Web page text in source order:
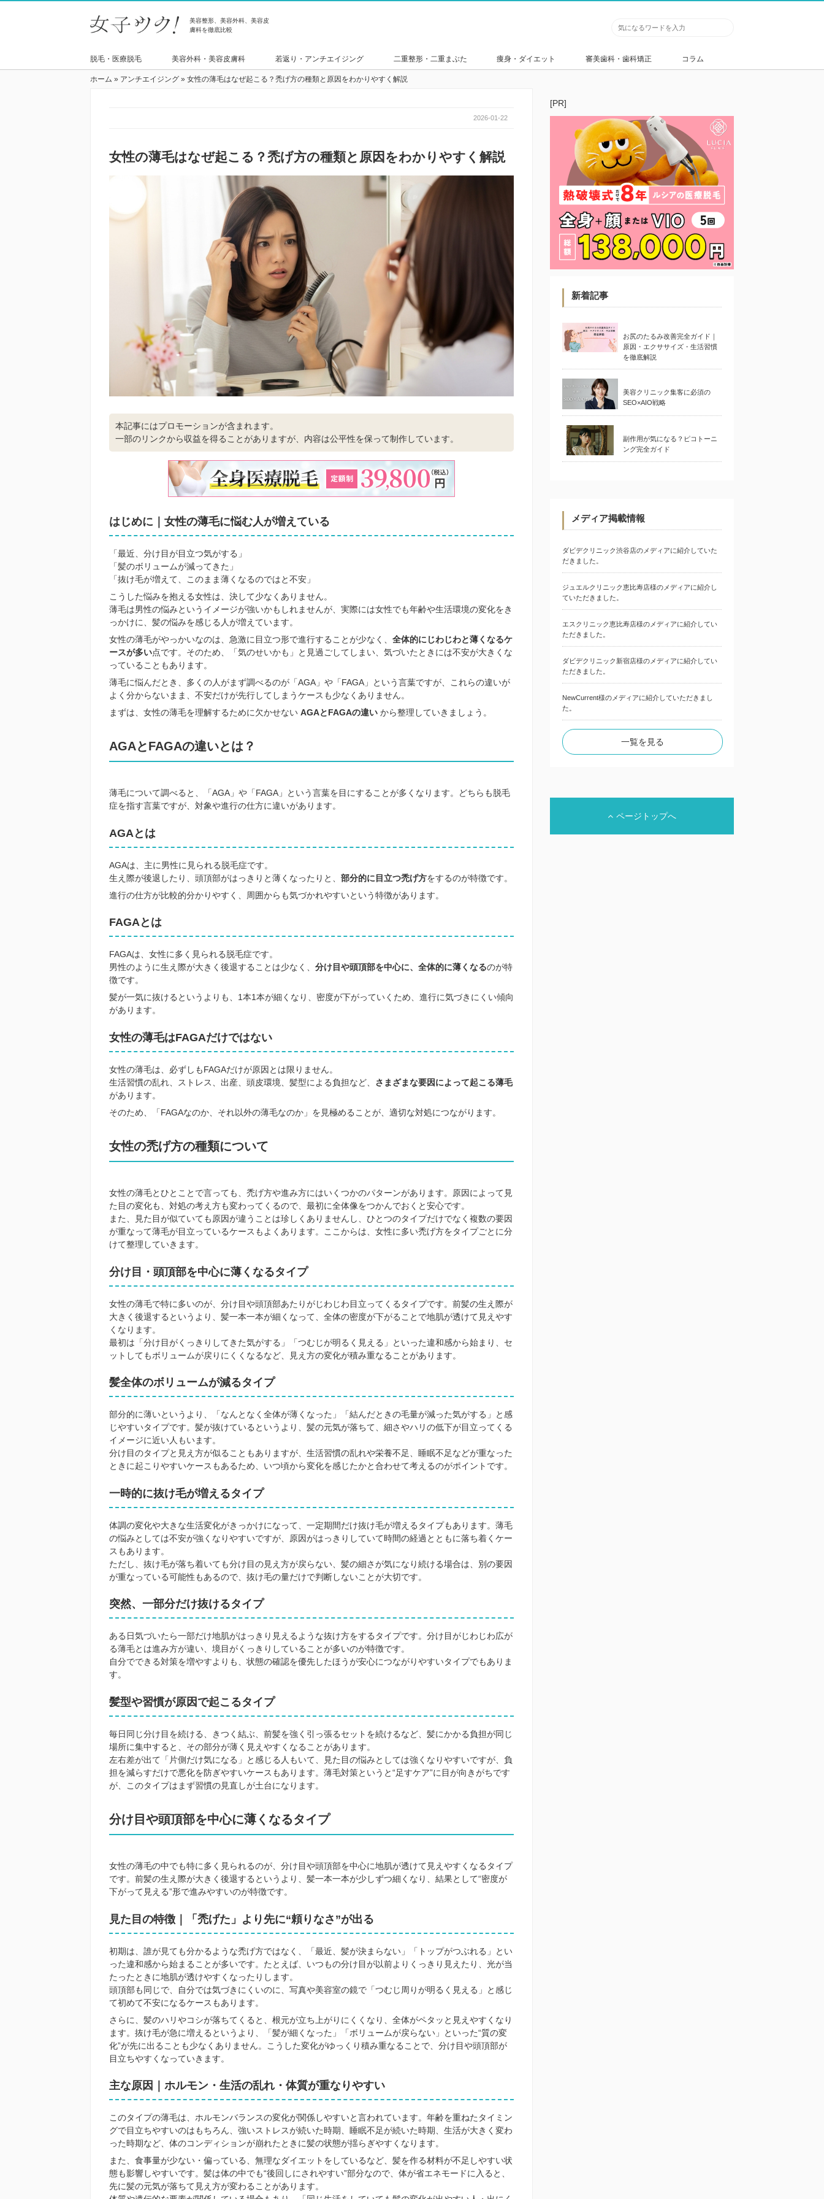
美容整形、美容外科、美容皮
膚科を徹底比較
脱毛・医療脱毛 美容外科・美容皮膚科 若返り・アンチエイジング 二重整形・二重まぶた 痩身・ダイエット 審美歯科・歯科矯正 コラム
ホーム » アンチエイジング » 女性の薄毛はなぜ起こる？禿げ方の種類と原因をわかりやすく解説
2026-01-22
女性の薄毛はなぜ起こる？禿げ方の種類と原因をわかりやすく解説
本記事にはプロモーションが含まれます。
一部のリンクから収益を得ることがありますが、内容は公平性を保って制作しています。
はじめに｜女性の薄毛に悩む人が増えている
「最近、分け目が目立つ気がする」
「髪のボリュームが減ってきた」
「抜け毛が増えて、このまま薄くなるのではと不安」
こうした悩みを抱える女性は、決して少なくありません。
薄毛は男性の悩みというイメージが強いかもしれませんが、実際には女性でも年齢や生活環境の変化をき
っかけに、髪の悩みを感じる人が増えています。
女性の薄毛がやっかいなのは、急激に目立つ形で進行することが少なく、 全体的にじわじわと薄くなるケ
ースが多い点です。そのため、「気のせいかも」と見過ごしてしまい、気づいたときには不安が大きくな
っていることもあります。
薄毛に悩んだとき、多くの人がまず調べるのが「AGA」や「FAGA」という言葉ですが、これらの違いが
よく分からないまま、不安だけが先行してしまうケースも少なくありません。
まずは、女性の薄毛を理解するために欠かせない AGAとFAGAの違い から整理していきましょう。
AGAとFAGAの違いとは？
薄毛について調べると、「AGA」や「FAGA」という言葉を目にすることが多くなります。どちらも脱毛
症を指す言葉ですが、対象や進行の仕方に違いがあります。
AGAとは
AGAは、主に男性に見られる脱毛症です。
生え際が後退したり、頭頂部がはっきりと薄くなったりと、 部分的に目立つ禿げ方をするのが特徴です。
進行の仕方が比較的分かりやすく、周囲からも気づかれやすいという特徴があります。
FAGAとは
FAGAは、女性に多く見られる脱毛症です。
男性のように生え際が大きく後退することは少なく、 分け目や頭頂部を中心に、全体的に薄くなるのが特
徴です。
髪が一気に抜けるというよりも、1本1本が細くなり、密度が下がっていくため、進行に気づきにくい傾向
があります。
女性の薄毛はFAGAだけではない
女性の薄毛は、必ずしもFAGAだけが原因とは限りません。
生活習慣の乱れ、ストレス、出産、頭皮環境、髪型による負担など、 さまざまな要因によって起こる薄毛
があります。
そのため、「FAGAなのか、それ以外の薄毛なのか」を見極めることが、適切な対処につながります。
女性の禿げ方の種類について
女性の薄毛とひとことで言っても、禿げ方や進み方にはいくつかのパターンがあります。原因によって見
た目の変化も、対処の考え方も変わってくるので、最初に全体像をつかんでおくと安心です。
また、見た目が似ていても原因が違うことは珍しくありませんし、ひとつのタイプだけでなく複数の要因
が重なって薄毛が目立っているケースもよくあります。ここからは、女性に多い禿げ方をタイプごとに分
けて整理していきます。
分け目・頭頂部を中心に薄くなるタイプ
女性の薄毛で特に多いのが、分け目や頭頂部あたりがじわじわ目立ってくるタイプです。前髪の生え際が
大きく後退するというより、髪一本一本が細くなって、全体の密度が下がることで地肌が透けて見えやす
くなります。
最初は「分け目がくっきりしてきた気がする」「つむじが明るく見える」といった違和感から始まり、セ
ットしてもボリュームが戻りにくくなるなど、見え方の変化が積み重なることがあります。
髪全体のボリュームが減るタイプ
部分的に薄いというより、「なんとなく全体が薄くなった」「結んだときの毛量が減った気がする」と感
じやすいタイプです。髪が抜けているというより、髪の元気が落ちて、細さやハリの低下が目立ってくる
イメージに近い人もいます。
分け目のタイプと見え方が似ることもありますが、生活習慣の乱れや栄養不足、睡眠不足などが重なった
ときに起こりやすいケースもあるため、いつ頃から変化を感じたかと合わせて考えるのがポイントです。
一時的に抜け毛が増えるタイプ
体調の変化や大きな生活変化がきっかけになって、一定期間だけ抜け毛が増えるタイプもあります。薄毛
の悩みとしては不安が強くなりやすいですが、原因がはっきりしていて時間の経過とともに落ち着くケー
スもあります。
ただし、抜け毛が落ち着いても分け目の見え方が戻らない、髪の細さが気になり続ける場合は、別の要因
が重なっている可能性もあるので、抜け毛の量だけで判断しないことが大切です。
突然、一部分だけ抜けるタイプ
ある日気づいたら一部だけ地肌がはっきり見えるような抜け方をするタイプです。分け目がじわじわ広が
る薄毛とは進み方が違い、境目がくっきりしていることが多いのが特徴です。
自分でできる対策を増やすよりも、状態の確認を優先したほうが安心につながりやすいタイプでもありま
す。
髪型や習慣が原因で起こるタイプ
毎日同じ分け目を続ける、きつく結ぶ、前髪を強く引っ張るセットを続けるなど、髪にかかる負担が同じ
場所に集中すると、その部分が薄く見えやすくなることがあります。
左右差が出て「片側だけ気になる」と感じる人もいて、見た目の悩みとしては強くなりやすいですが、負
担を減らすだけで悪化を防ぎやすいケースもあります。薄毛対策というと“足すケア”に目が向きがちです
が、このタイプはまず習慣の見直しが土台になります。
分け目や頭頂部を中心に薄くなるタイプ
女性の薄毛の中でも特に多く見られるのが、分け目や頭頂部を中心に地肌が透けて見えやすくなるタイプ
です。前髪の生え際が大きく後退するというより、髪一本一本が少しずつ細くなり、結果として“密度が
下がって見える”形で進みやすいのが特徴です。
見た目の特徴｜「禿げた」より先に“頼りなさ”が出る
初期は、誰が見ても分かるような禿げ方ではなく、「最近、髪が決まらない」「トップがつぶれる」とい
った違和感から始まることが多いです。たとえば、いつもの分け目が以前よりくっきり見えたり、光が当
たったときに地肌が透けやすくなったりします。
頭頂部も同じで、自分では気づきにくいのに、写真や美容室の鏡で「つむじ周りが明るく見える」と感じ
て初めて不安になるケースもあります。
さらに、髪のハリやコシが落ちてくると、根元が立ち上がりにくくなり、全体がペタッと見えやすくなり
ます。抜け毛が急に増えるというより、「髪が細くなった」「ボリュームが戻らない」といった“質の変
化”が先に出ることも少なくありません。こうした変化がゆっくり積み重なることで、分け目や頭頂部が
目立ちやすくなっていきます。
主な原因｜ホルモン・生活の乱れ・体質が重なりやすい
このタイプの薄毛は、ホルモンバランスの変化が関係しやすいと言われています。年齢を重ねたタイミン
グで目立ちやすいのはもちろん、強いストレスが続いた時期、睡眠不足が続いた時期、生活が大きく変わ
った時期など、体のコンディションが崩れたときに髪の状態が揺らぎやすくなります。
また、食事量が少ない・偏っている、無理なダイエットをしているなど、髪を作る材料が不足しやすい状
態も影響しやすいです。髪は体の中でも“後回しにされやすい”部分なので、体が省エネモードに入ると、
先に髪の元気が落ちて見え方が変わることがあります。
[PR]
新着記事
お尻のたるみ改善完全ガイド｜
原因・エクササイズ・生活習慣
を徹底解説
美容クリニック集客に必須の
SEO×AIO戦略
副作用が気になる？ピコトーニ
ング完全ガイド
メディア掲載情報
ダビデクリニック渋谷店のメディアに紹介していた
だきました。
ジュエルクリニック恵比寿店様のメディアに紹介し
ていただきました。
エスクリニック恵比寿店様のメディアに紹介してい
ただきました。
ダビデクリニック新宿店様のメディアに紹介してい
ただきました。
NewCurrent様のメディアに紹介していただきまし
た。
一覧を見る
ページトップへ